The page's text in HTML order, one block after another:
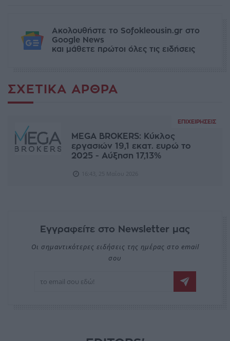
Ακολουθήστε το Sofokleousin.gr στο
Google News
και μάθετε πρώτοι όλες τις ειδήσεις
ΣΧΕΤΙΚΆ ΆΡΘΡΑ
ΕΠΙΧΕΙΡΉΣΕΙΣ
MEGA BROKERS: Κύκλος
εργασιών 19,1 εκατ. ευρώ το
2025 - Aύξηση 17,13%
Εγγραφείτε στο Newsletter μας
Οι σημαντικότερες ειδήσεις της ημέρας στο email
σου